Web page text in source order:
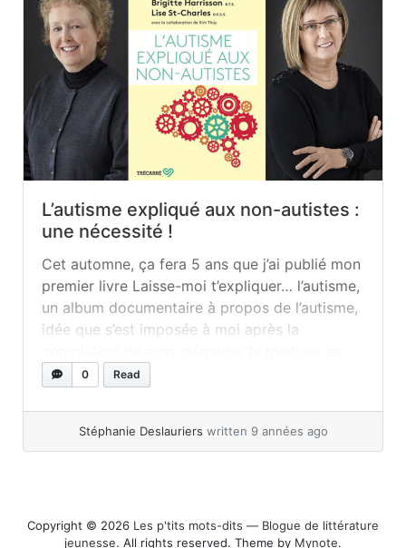
L’autisme expliqué aux non-autistes :
une nécessité !
Cet automne, ça fera 5 ans que j’ai publié mon
premier livre Laisse-moi t’expliquer… l’autisme,
un album documentaire à propos de l’autisme,
idée que s’est imposée à moi après la
psychoéducation. Avant cela, j’oeuvrais
depuis ma toute première année de... »read
0 Read
Stéphanie Deslauriers written 9 années ago
Copyright © 2026 Les p'tits mots-dits ― Blogue de littérature
jeunesse. All rights reserved. Theme by Mynote.